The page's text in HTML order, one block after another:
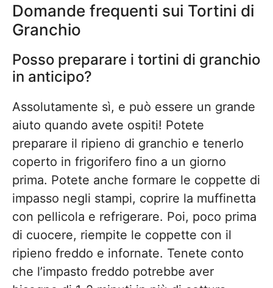
Domande frequenti sui Tortini di
Granchio
Posso preparare i tortini di granchio
in anticipo?
Assolutamente sì, e può essere un grande
aiuto quando avete ospiti! Potete
preparare il ripieno di granchio e tenerlo
coperto in frigorifero fino a un giorno
prima. Potete anche formare le coppette di
impasso negli stampi, coprire la muffinetta
con pellicola e refrigerare. Poi, poco prima
di cuocere, riempite le coppette con il
ripieno freddo e infornate. Tenete conto
che l’impasto freddo potrebbe aver